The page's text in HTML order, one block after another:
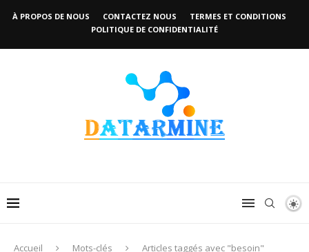
À PROPOS DE NOUS CONTACTEZ NOUS
TERMES ET CONDITIONS
POLITIQUE DE CONFIDENTIALITÉ
Accueil Mots-clés Articles taggés avec "besoin"